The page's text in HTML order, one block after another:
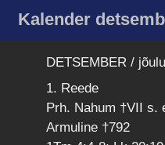
Kalender
DETSEMBER /
1. Reede
Prh. Nahum †VII s.
Armuline †792